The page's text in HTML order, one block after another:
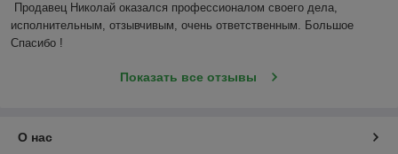
Продавец Николай оказался профессионалом своего дела,
исполнительным, отзывчивым, очень ответственным. Большое
Спасибо !
Показать все отзывы
О нас